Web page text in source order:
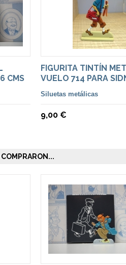
CMS
FIGURITA TINTÍN
VUELO 714 PARA
Siluetas metálicas
9,00 €